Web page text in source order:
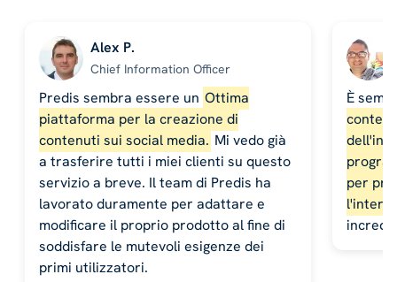
Alex P.
Chief Information Officer
Predis sembra essere un Ottima
piattaforma per la creazione di
contenuti sui social media. Mi vedo già
a trasferire tutti i miei clienti su questo
servizio a breve. Il team di Predis ha
lavorato duramente per adattare e
modificare il proprio prodotto al fine di
soddisfare le mutevoli esigenze dei
primi utilizzatori.
È
per
l'intera